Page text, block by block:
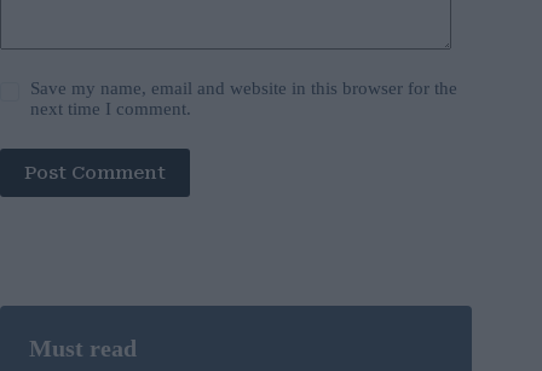
Save my name, email and website in this browser for the
next time I comment.
Post Comment